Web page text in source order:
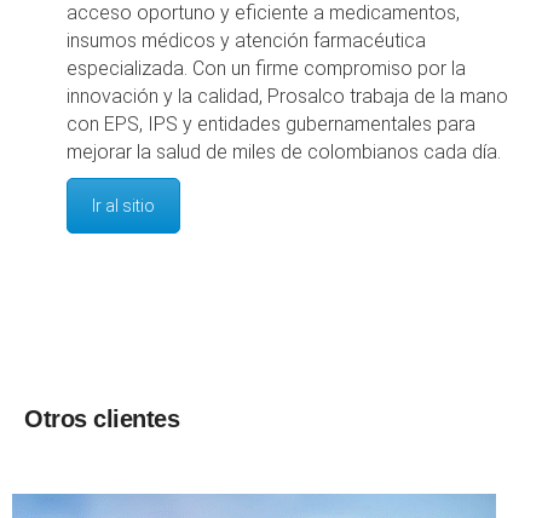
acceso oportuno y eficiente a medicamentos,
insumos médicos y atención farmacéutica
especializada. Con un firme compromiso por la
innovación y la calidad, Prosalco trabaja de la mano
con EPS, IPS y entidades gubernamentales para
mejorar la salud de miles de colombianos cada día.
Ir al sitio
Otros clientes